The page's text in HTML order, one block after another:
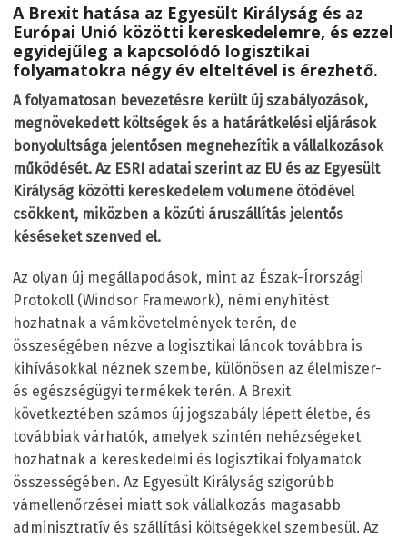
A Brexit hatása az Egyesült Királyság és az
Európai Unió közötti kereskedelemre, és ezzel
egyidejűleg a kapcsolódó logisztikai
folyamatokra négy év elteltével is érezhető.
A folyamatosan bevezetésre került új szabályozások,
megnövekedett költségek és a határátkelési eljárások
bonyolultsága jelentősen megnehezítik a vállalkozások
működését. Az ESRI adatai szerint az EU és az Egyesült
Királyság közötti kereskedelem volumene ötödével
csökkent, miközben a közúti áruszállítás jelentős
késéseket szenved el.
Az olyan új megállapodások, mint az Észak-Írországi
Protokoll (Windsor Framework), némi enyhítést
hozhatnak a vámkövetelmények terén, de
összeségében nézve a logisztikai láncok továbbra is
kihívásokkal néznek szembe, különösen az élelmiszer-
és egészségügyi termékek terén. A Brexit
következtében számos új jogszabály lépett életbe, és
továbbiak várhatók, amelyek szintén nehézségeket
hozhatnak a kereskedelmi és logisztikai folyamatok
összességében. Az Egyesült Királyság szigorúbb
vámellenőrzései miatt sok vállalkozás magasabb
adminisztratív és szállítási költségekkel szembesül. Az